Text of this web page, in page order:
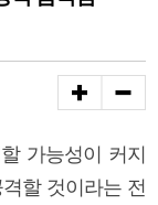
가능성이 커지
할 것이라는 전